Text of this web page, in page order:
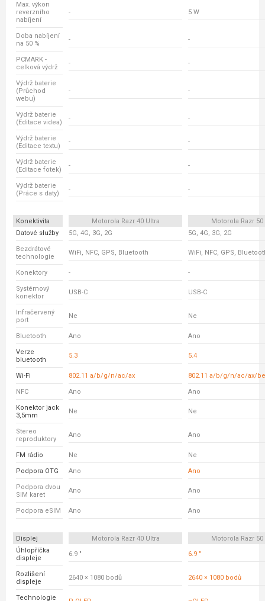
Max. výkon
reverzního
nabíjení
- 5 W
Doba nabíjení
na 50 %
- -
PCMARK -
celková výdrž
- -
Výdrž baterie
(Průchod
webu)
- -
Výdrž baterie
(Editace videa)
- -
Výdrž baterie
(Editace textu)
- -
Výdrž baterie
(Editace fotek)
- -
Výdrž baterie
(Práce s daty)
- -
Konektivita Motorola Razr 40 Ultra
Motorola Razr 50
Datové služby
5G, 4G, 3G, 2G 5G, 4G, 3G, 2G
Bezdrátové
technologie
WiFi, NFC, GPS, Bluetooth WiFi, NFC, GPS,
Konektory - -
Systémový
konektor
USB-C USB-C
Infračervený
port
Ne Ne
Bluetooth Ano Ano
Verze
bluetooth
5.3 5.4
Wi-Fi 802.11 a/b/g/n/ac/ax 802.11 a/b/g/n/ac/ax/be
NFC Ano Ano
Konektor jack
3,5mm
Ne Ne
Stereo
reproduktory
Ano Ano
FM rádio Ne Ne
Podpora OTG Ano Ano
Podpora dvou
SIM karet
Ano Ano
Podpora eSIM Ano Ano
Displej Motorola Razr 40 Ultra
Motorola Razr 50
Úhlopříčka
displeje
6.9 " 6.9 "
Rozlišení
displeje
2640 × 1080 bodů 2640 × 1080 bodů
Technologie